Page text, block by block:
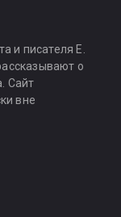
и писателя Е.
о
Сайт
вне